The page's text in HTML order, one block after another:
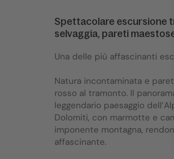
Spettacolare escursione
selvaggia, pareti
Una delle più affascinanti
Natura incontaminata e
rosso al tramonto. Il
leggendario paesaggio
Dolomiti, con marmotte e
imponente montagna,
affascinante.